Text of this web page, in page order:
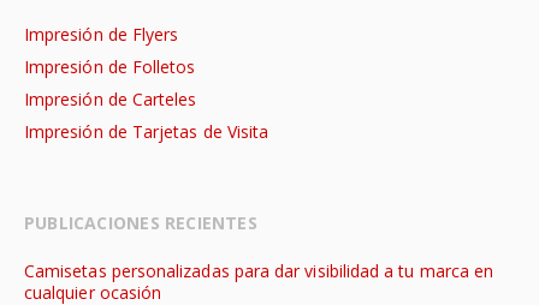
Impresión de Flyers
Impresión de Folletos
Impresión de Carteles
Impresión de Tarjetas de Visita
PUBLICACIONES RECIENTES
Camisetas personalizadas para dar visibilidad a tu marca en
cualquier ocasión